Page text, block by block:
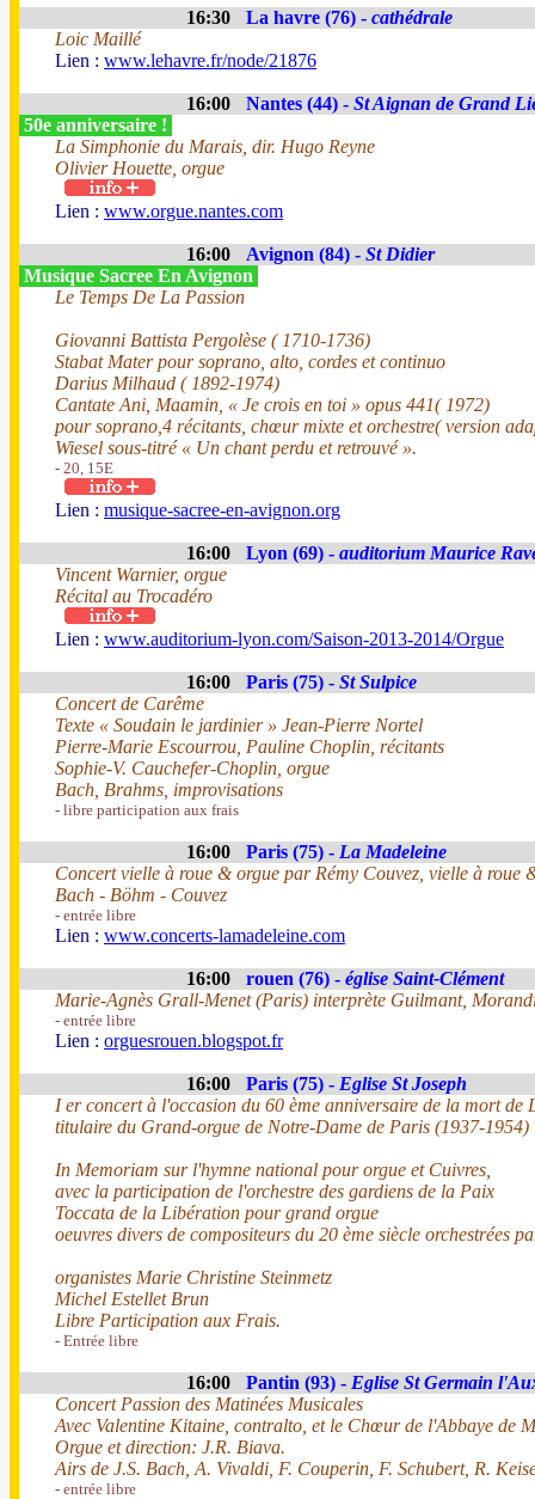
16:30 La havre (76) - cathédrale
Loic Maillé
Lien : www.lehavre.fr/node/21876
16:00 Nantes (44) - St Aignan de Grand
50e anniversaire !
La Simphonie du Marais, dir. Hugo Reyne
Olivier Houette, orgue
Lien : www.orgue.nantes.com
16:00 Avignon (84) - St Didier
Musique Sacree En Avignon
Le Temps De La Passion
Giovanni Battista Pergolèse ( 1710-1736)
Stabat Mater pour soprano, alto, cordes et continuo
Darius Milhaud ( 1892-1974)
Cantate Ani, Maamin, « Je crois en toi » opus 441( 1972)
pour soprano,4 récitants, chœur mixte et orchestre( version
Wiesel sous-titré « Un chant perdu et retrouvé ».
- 20, 15E
Lien : musique-sacree-en-avignon.org
16:00 Lyon (69) - auditorium Maurice
Vincent Warnier, orgue
Récital au Trocadéro
Lien : www.auditorium-lyon.com/Saison-2013-2014/Orgue
16:00 Paris (75) - St Sulpice
Concert de Carême
Texte « Soudain le jardinier » Jean-Pierre Nortel
Pierre-Marie Escourrou, Pauline Choplin, récitants
Sophie-V. Cauchefer-Choplin, orgue
Bach, Brahms, improvisations
- libre participation aux frais
16:00 Paris (75) - La Madeleine
Concert vielle à roue & orgue par Rémy Couvez, vielle à roue
Bach - Böhm - Couvez
- entrée libre
Lien : www.concerts-lamadeleine.com
16:00 rouen (76) - église Saint-Clément
Marie-Agnès Grall-Menet (Paris) interprète Guilmant,
- entrée libre
Lien : orguesrouen.blogspot.fr
16:00 Paris (75) - Eglise St Joseph
I er concert à l'occasion du 60 ème anniversaire de la mort de
titulaire du Grand-orgue de Notre-Dame de Paris (1937-1954)
In Memoriam sur l'hymne national pour orgue et Cuivres,
avec la participation de l'orchestre des gardiens de la Paix
Toccata de la Libération pour grand orgue
oeuvres divers de compositeurs du 20 ème siècle orchestrées
organistes Marie Christine Steinmetz
Michel Estellet Brun
Libre Participation aux Frais.
- Entrée libre
16:00 Pantin (93) - Eglise St Germain
Concert Passion des Matinées Musicales
Avec Valentine Kitaine, contralto, et le Chœur de l'Abbaye de
Orgue et direction: J.R. Biava.
Airs de J.S. Bach, A. Vivaldi, F. Couperin, F. Schubert, R.
- entrée libre